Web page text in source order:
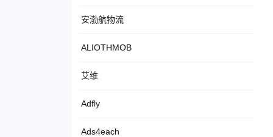
安渤航物流
ALIOTHMOB
艾维
Adfly
Ads4each